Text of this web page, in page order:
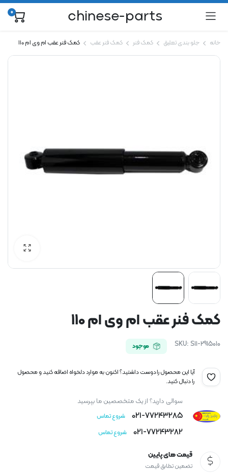
chinese-parts
0
خانه جلو بندی تعلیق کمک فنر کمک فنر عقب کمک فنر عقب ام وی ام 110
کمک فنر عقب ام وی ام 110
SKU: S11-2915010 موجود
آیا این محصول را دوست داشتید؟ اکنون به موارد دلخواه اضافه کنید و محصول
را دنبال کنید.
سوالی دارید؟ از یک متخصصین ما بپرسید
021-77243285 شروع تماس
021-77243282 شروع تماس
قیمت های پایین
تضمین تطابق قیمت